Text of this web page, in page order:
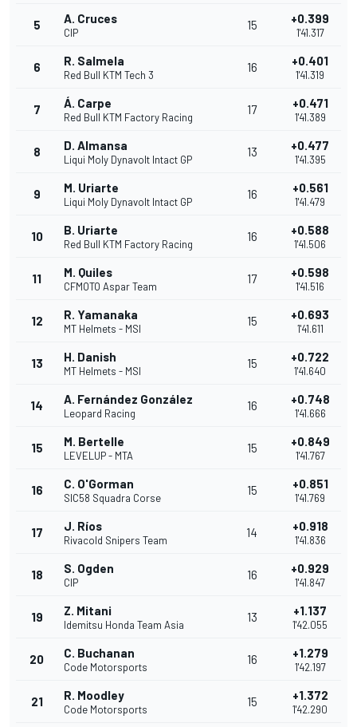
5 A. Cruces
CIP
15 +0.399
1'41.317
6 R. Salmela
Red Bull KTM Tech 3
16 +0.401
1'41.319
7 Á. Carpe
Red Bull KTM Factory Racing
17 +0.471
1'41.389
8 D. Almansa
Liqui Moly Dynavolt Intact GP
13 +0.477
1'41.395
9 M. Uriarte
Liqui Moly Dynavolt Intact GP
16 +0.561
1'41.479
10 B. Uriarte
Red Bull KTM Factory Racing
16 +0.588
1'41.506
11 M. Quiles
CFMOTO Aspar Team
17 +0.598
1'41.516
12 R. Yamanaka
MT Helmets - MSI
15 +0.693
1'41.611
13 H. Danish
MT Helmets - MSI
15 +0.722
1'41.640
14 A. Fernández González
Leopard Racing
16 +0.748
1'41.666
15 M. Bertelle
LEVELUP - MTA
15 +0.849
1'41.767
16 C. O'Gorman
SIC58 Squadra Corse
15 +0.851
1'41.769
17 J. Ríos
Rivacold Snipers Team
14 +0.918
1'41.836
18 S. Ogden
CIP
16 +0.929
1'41.847
19 Z. Mitani
Idemitsu Honda Team Asia
13 +1.137
1'42.055
20 C. Buchanan
Code Motorsports
16 +1.279
1'42.197
21 R. Moodley
Code Motorsports
15 +1.372
1'42.290